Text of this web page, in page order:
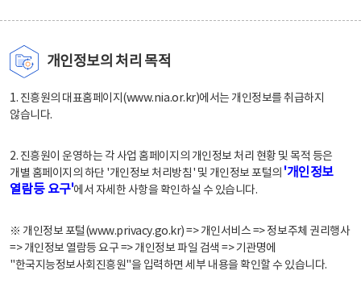
개인정보의 처리 목적
1. 진흥원의 대표홈페이지(www.nia.or.kr)에서는 개인정보를 취급하지
않습니다.
2. 진흥원이 운영하는 각 사업 홈페이지의 개인정보 처리 현황 및 목적 등은
개별 홈페이지의 하단 '개인정보 처리방침' 및 개인정보 포털의 '개인정보
열람등 요구'에서 자세한 사항을 확인하실 수 있습니다.
※ 개인정보 포털(www.privacy.go.kr) => 개인서비스 => 정보주체 권리행사
=> 개인정보 열람등 요구 => 개인정보 파일 검색 => 기관명에
"한국지능정보사회진흥원"을 입력하면 세부 내용을 확인할 수 있습니다.